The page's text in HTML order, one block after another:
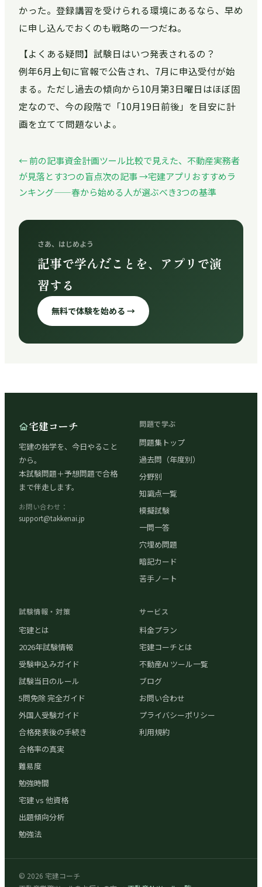
かった。登録講習を受けられる環境にあるなら、早め
に申し込んでおくのも戦略の一つだね。
【よくある疑問】試験日はいつ発表されるの？
例年6月上旬に官報で公告され、7月に申込受付が始
まる。ただし過去の傾向から10月第3日曜日はほぼ固
定なので、今の段階で「10月19日前後」を目安に計
画を立てて問題ないよ。
← 前の記事資金計画ツール比較で見えた、不動産実務者
が見落とす3つの盲点次の記事 →宅建アプリおすすめラ
ンキング——春から始める人が選ぶべき3つの基準
さあ、はじめよう
記事で学んだことを、アプリで演
習する
無料で体験を始める →
宅建コーチ
宅建の独学を、今日やること
から。
本試験問題＋予想問題で合格
まで伴走します。
お問い合わせ：
support@takkenai.jp
問題で学ぶ
問題集トップ
過去問（年度別）
分野別
知識点一覧
模擬試験
一問一答
穴埋め問題
暗記カード
苦手ノート
試験情報・対策
宅建とは
2026年試験情報
受験申込みガイド
試験当日のルール
5問免除 完全ガイド
外国人受験ガイド
合格発表後の手続き
合格率の真実
難易度
勉強時間
宅建 vs 他資格
出題傾向分析
勉強法
サービス
料金プラン
宅建コーチとは
不動産AI ツール一覧
ブログ
お問い合わせ
プライバシーポリシー
利用規約
© 2026 宅建コーチ